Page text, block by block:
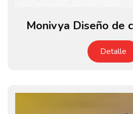
Monivya Diseño de
Detalle